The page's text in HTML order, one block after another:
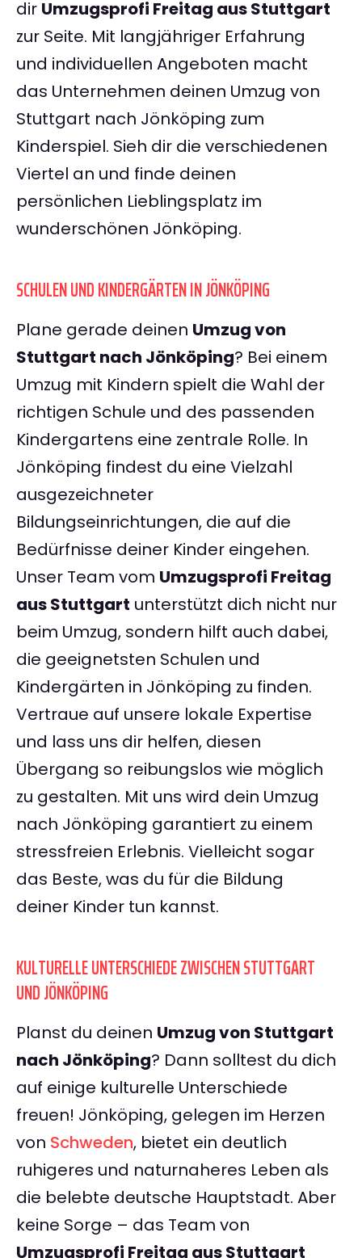
dir Umzugsprofi Freitag aus Stuttgart
zur Seite. Mit langjähriger Erfahrung
und individuellen Angeboten macht
das Unternehmen deinen Umzug von
Stuttgart nach Jönköping zum
Kinderspiel. Sieh dir die verschiedenen
Viertel an und finde deinen
persönlichen Lieblingsplatz im
wunderschönen Jönköping.
SCHULEN UND KINDERGÄRTEN IN JÖNKÖPING
Plane gerade deinen Umzug von
Stuttgart nach Jönköping? Bei einem
Umzug mit Kindern spielt die Wahl der
richtigen Schule und des passenden
Kindergartens eine zentrale Rolle. In
Jönköping findest du eine Vielzahl
ausgezeichneter
Bildungseinrichtungen, die auf die
Bedürfnisse deiner Kinder eingehen.
Unser Team vom Umzugsprofi Freitag
aus Stuttgart unterstützt dich nicht nur
beim Umzug, sondern hilft auch dabei,
die geeignetsten Schulen und
Kindergärten in Jönköping zu finden.
Vertraue auf unsere lokale Expertise
und lass uns dir helfen, diesen
Übergang so reibungslos wie möglich
zu gestalten. Mit uns wird dein Umzug
nach Jönköping garantiert zu einem
stressfreien Erlebnis. Vielleicht sogar
das Beste, was du für die Bildung
deiner Kinder tun kannst.
KULTURELLE UNTERSCHIEDE ZWISCHEN STUTTGART
UND JÖNKÖPING
Planst du deinen Umzug von Stuttgart
nach Jönköping? Dann solltest du dich
auf einige kulturelle Unterschiede
freuen! Jönköping, gelegen im Herzen
von Schweden, bietet ein deutlich
ruhigeres und naturnaheres Leben als
die belebte deutsche Hauptstadt. Aber
keine Sorge – das Team von
Umzugsprofi Freitag aus Stuttgart